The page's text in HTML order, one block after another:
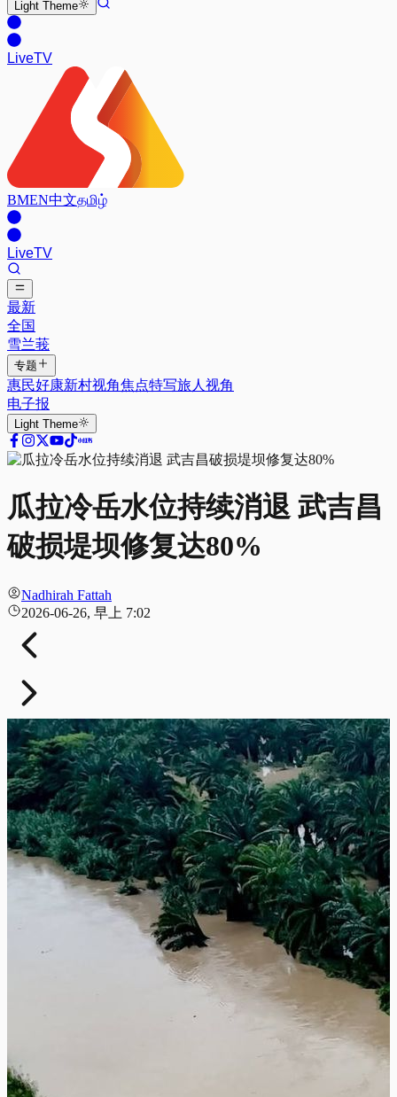
Light Theme
LiveTV
BMEN中文தமிழ்
LiveTV
最新
全国
雪兰莪
专题
惠民好康新村视角焦点特写旅人视角
电子报
Light Theme
瓜拉冷岳水位持续消退 武吉昌
破损堤坝修复达80%
Nadhirah Fattah
2026-06-26, 早上 7:02